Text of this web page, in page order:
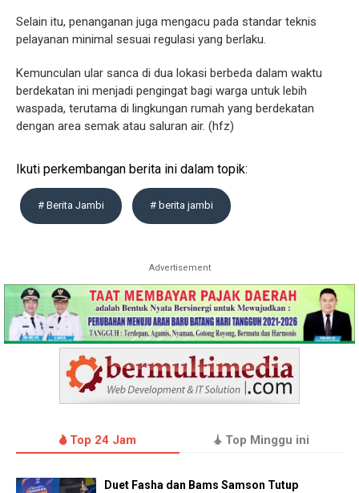
Selain itu, penanganan juga mengacu pada standar teknis
pelayanan minimal sesuai regulasi yang berlaku.
Kemunculan ular sanca di dua lokasi berbeda dalam waktu
berdekatan ini menjadi pengingat bagi warga untuk lebih
waspada, terutama di lingkungan rumah yang berdekatan
dengan area semak atau saluran air. (hfz)
Ikuti perkembangan berita ini dalam topik:
# Berita Jambi # berita jambi
Advertisement
Top 24 Jam Top Minggu ini
Duet Fasha dan Bams Samson Tutup